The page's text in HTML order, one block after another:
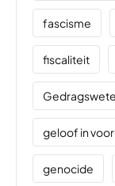
fascisme
fiscaliteit
geloof in
genocide